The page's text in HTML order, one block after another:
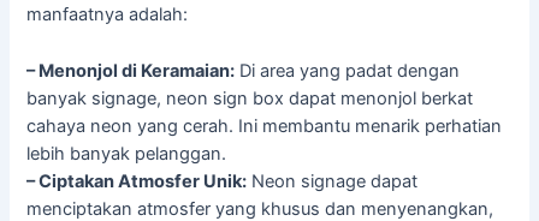
manfaatnya adalah:
– Menonjol di Keramaian: Di area yang padat dengan
banyak signage, neon sign box dapat menonjol berkat
cahaya neon yang cerah. Ini membantu menarik perhatian
lebih banyak pelanggan.
– Ciptakan Atmosfer Unik: Neon signage dapat
menciptakan atmosfer yang khusus dan menyenangkan,